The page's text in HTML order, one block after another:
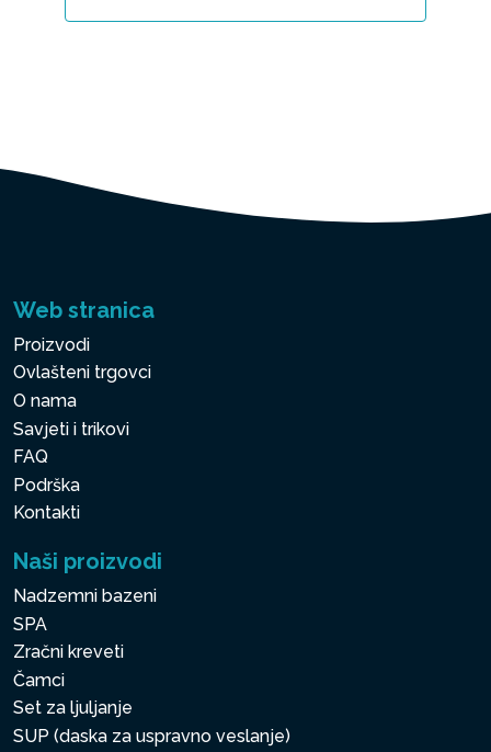
Web stranica
Proizvodi
Ovlašteni trgovci
O nama
Savjeti i trikovi
FAQ
Podrška
Kontakti
Naši proizvodi
Nadzemni bazeni
SPA
Zračni kreveti
Čamci
Set za ljuljanje
SUP (daska za uspravno veslanje)